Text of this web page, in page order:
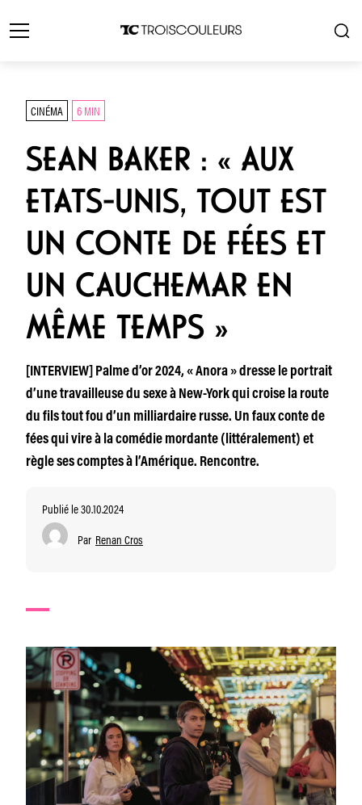
CINÉMA 6 MIN
SEAN BAKER : « AUX
ETATS-UNIS, TOUT EST
UN CONTE DE FÉES ET
UN CAUCHEMAR EN
MÊME TEMPS »
[INTERVIEW] Palme d’or 2024, « Anora » dresse le portrait
d’une travailleuse du sexe à New-York qui croise la route
du fils tout fou d’un milliardaire russe. Un faux conte de
fées qui vire à la comédie mordante (littéralement) et
règle ses comptes à l’Amérique. Rencontre.
Publié le 30.10.2024
Par Renan Cros